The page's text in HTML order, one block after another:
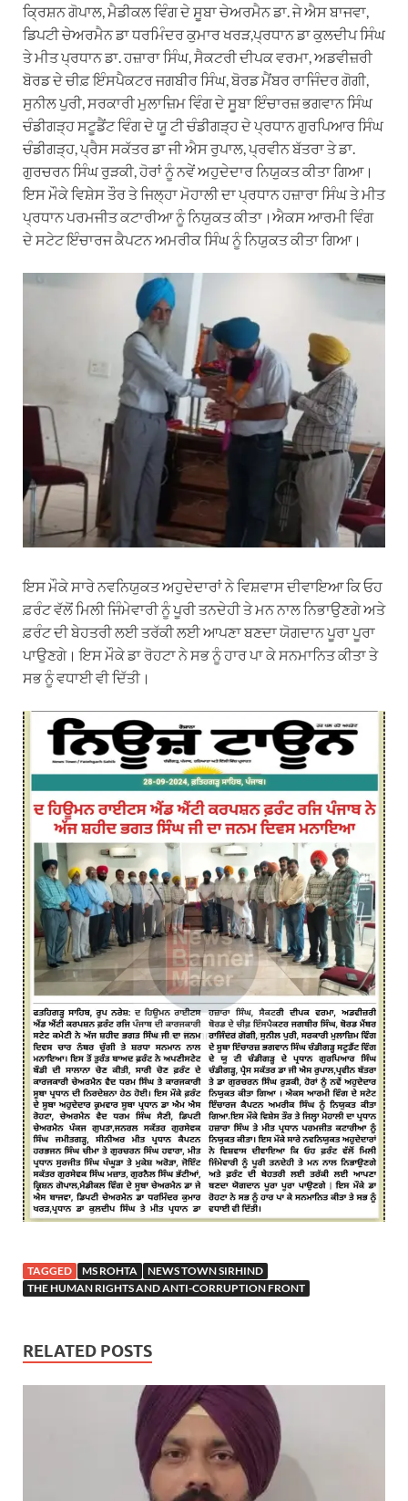
ਕ੍ਰਿਸ਼ਨ ਗੋਪਾਲ, ਮੈਡੀਕਲ ਵਿੰਗ ਦੇ ਸੂਬਾ ਚੇਅਰਮੈਨ ਡਾ. ਜੇ ਐਸ ਬਾਜਵਾ,
ਡਿਪਟੀ ਚੇਅਰਮੈਨ ਡਾ ਧਰਮਿੰਦਰ ਕੁਮਾਰ ਖਰੜ,ਪ੍ਰਧਾਨ ਡਾ ਕੁਲਦੀਪ ਸਿੰਘ
ਤੇ ਮੀਤ ਪ੍ਰਧਾਨ ਡਾ. ਹਜ਼ਾਰਾ ਸਿੰਘ, ਸੈਕਟਰੀ ਦੀਪਕ ਵਰਮਾ, ਅਡਵੀਜ਼ਰੀ
ਬੋਰਡ ਦੇ ਚੀਫ਼ ਇੰਸਪੈਕਟਰ ਜਗਬੀਰ ਸਿੰਘ, ਬੋਰਡ ਮੈਂਬਰ ਰਾਜਿੰਦਰ ਗੋਗੀ,
ਸੁਨੀਲ ਪੁਰੀ, ਸਰਕਾਰੀ ਮੁਲਾਜ਼ਿਮ ਵਿੰਗ ਦੇ ਸੂਬਾ ਇੰਚਾਰਜ਼ ਭਗਵਾਨ ਸਿੰਘ
ਚੰਡੀਗੜ੍ਹ ਸਟੂਡੈਂਟ ਵਿੰਗ ਦੇ ਯੂ ਟੀ ਚੰਡੀਗੜ੍ਹ ਦੇ ਪ੍ਰਧਾਨ ਗੁਰਪਿਆਰ ਸਿੰਘ
ਚੰਡੀਗੜ੍ਹ, ਪ੍ਰੈਸ ਸਕੱਤਰ ਡਾ ਜੀ ਐਸ ਰੁਪਾਲ, ਪ੍ਰਵੀਨ ਬੱਤਰਾ ਤੇ ਡਾ.
ਗੁਰਚਰਨ ਸਿੰਘ ਰੁੜਕੀ, ਹੋਰਾਂ ਨੂੰ ਨਵੇਂ ਅਹੁਦੇਦਾਰ ਨਿਯੁਕਤ ਕੀਤਾ ਗਿਆ।
ਇਸ ਮੌਕੇ ਵਿਸ਼ੇਸ ਤੌਰ ਤੇ ਜਿਲ੍ਹਾ ਮੋਹਾਲੀ ਦਾ ਪ੍ਰਧਾਨ ਹਜ਼ਾਰਾ ਸਿੰਘ ਤੇ ਮੀਤ
ਪ੍ਰਧਾਨ ਪਰਮਜੀਤ ਕਟਾਰੀਆ ਨੂੰ ਨਿਯੁਕਤ ਕੀਤਾ।ਐਕਸ ਆਰਮੀ ਵਿੰਗ
ਦੇ ਸਟੇਟ ਇੰਚਾਰਜ ਕੈਪਟਨ ਅਮਰੀਕ ਸਿੰਘ ਨੂੰ ਨਿਯੁਕਤ ਕੀਤਾ ਗਿਆ।
ਇਸ ਮੌਕੇ ਸਾਰੇ ਨਵਨਿਯੁਕਤ ਅਹੁਦੇਦਾਰਾਂ ਨੇ ਵਿਸ਼ਵਾਸ ਦੀਵਾਇਆ ਕਿ ਓਹ
ਫ਼ਰੰਟ ਵੱਲੋਂ ਮਿਲੀ ਜਿੰਮੇਵਾਰੀ ਨੂੰ ਪੂਰੀ ਤਨਦੇਹੀ ਤੇ ਮਨ ਨਾਲ ਨਿਭਾਉਣਗੇ ਅਤੇ
ਫ਼ਰੰਟ ਦੀ ਬੇਹਤਰੀ ਲਈ ਤਰੱਕੀ ਲਈ ਆਪਣਾ ਬਣਦਾ ਯੋਗਦਾਨ ਪੂਰਾ ਪੂਰਾ
ਪਾਉਣਗੇ। ਇਸ ਮੌਕੇ ਡਾ ਰੋਹਟਾ ਨੇ ਸਭ ਨੂੰ ਹਾਰ ਪਾ ਕੇ ਸਨਮਾਨਿਤ ਕੀਤਾ ਤੇ
ਸਭ ਨੂੰ ਵਧਾਈ ਵੀ ਦਿੱਤੀ।
TAGGED MS ROHTA
NEWS TOWN SIRHIND
THE HUMAN RIGHTS AND ANTI-CORRUPTION FRONT
RELATED POSTS